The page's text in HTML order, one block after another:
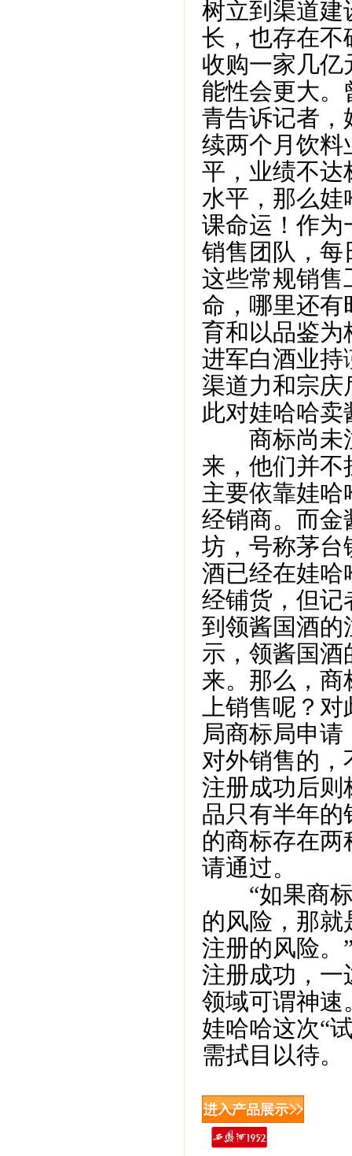
树立到渠道建
长，也存在不
收购一家几
能性会更大。
青告诉记者，
续两个月饮料
平，业绩不达
水平，那么娃
课命运！作为
销售团队，每
这些常规销售
命，哪里还有
育和以品鉴为
进军白酒业持
渠道力和宗
此对娃哈哈卖
商标尚未注
来，他们并不
主要依靠娃
经销商。而金
坊，号称茅台
酒已经在娃哈
经铺货，但记
到领酱国酒的
示，领酱国酒
来。那么，
上销售呢？对
局商标局申
对外销售的，
注册成功后则
品只有半年
的商标存在
请通过。
“如果商标
的风险，那
注册的风险。
注册成功，一
领域可谓神速
娃哈哈这次“
需拭目以待。